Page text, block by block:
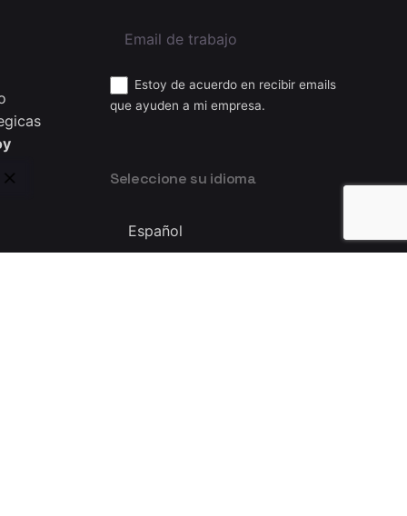
Estoy de acuerdo en recibir emails
que ayuden a mi empresa.
Seleccione su idioma
idioma